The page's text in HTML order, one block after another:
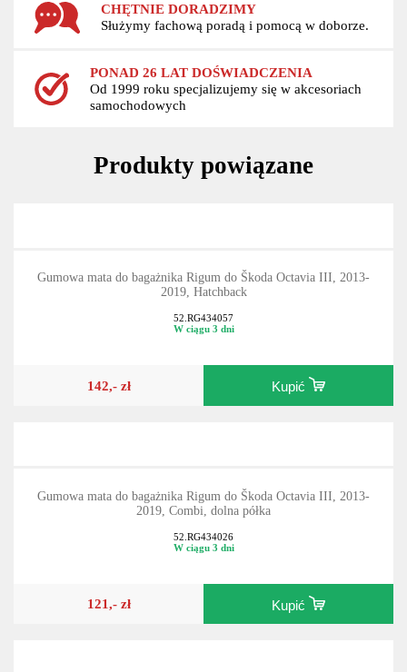
CHĘTNIE DORADZIMY
Służymy fachową poradą i pomocą w doborze.
PONAD 26 LAT DOŚWIADCZENIA
Od 1999 roku specjalizujemy się w akcesoriach
samochodowych
Produkty powiązane
Gumowa mata do bagażnika Rigum do Škoda Octavia III, 2013-
2019, Hatchback
52.RG434057
W ciągu 3 dni
142,- zł Kupić
Gumowa mata do bagażnika Rigum do Škoda Octavia III, 2013-
2019, Combi, dolna półka
52.RG434026
W ciągu 3 dni
121,- zł Kupić